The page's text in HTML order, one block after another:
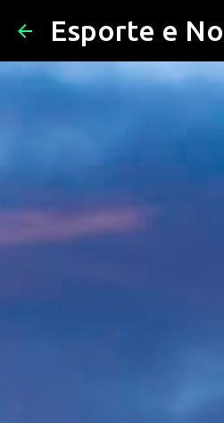
Esporte e